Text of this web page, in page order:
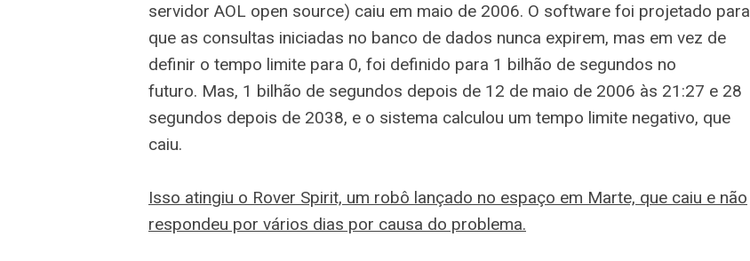
servidor AOL open source) caiu em maio de 2006. O software foi projetado para
que as consultas iniciadas no banco de dados nunca expirem, mas em vez de
definir o tempo limite para 0, foi definido para 1 bilhão de segundos no
futuro. Mas, 1 bilhão de segundos depois de 12 de maio de 2006 às 21:27 e 28
segundos depois de 2038, e o sistema calculou um tempo limite negativo, que
caiu.
Isso atingiu o Rover Spirit, um robô lançado no espaço em Marte, que caiu e não
respondeu por vários dias por causa do problema.